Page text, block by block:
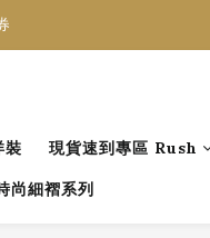
運
裝 現貨速到專區 Rush
尚細褶系列